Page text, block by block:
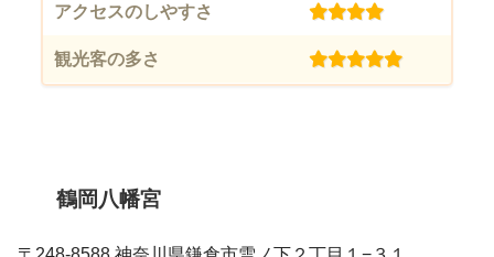
アクセスのしやすさ
観光客の多さ (5)
鶴岡八幡宮